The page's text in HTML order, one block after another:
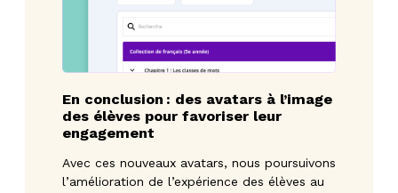
En conclusion : des avatars à l’image
des élèves pour favoriser leur
engagement
Avec ces nouveaux avatars, nous poursuivons
l’amélioration de l’expérience des élèves au